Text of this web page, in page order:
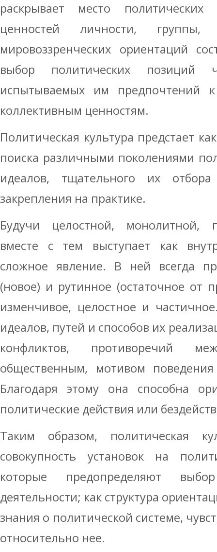
раскрывает место
ценностей личности, группы,
мировоззренческих ориентаций
выбор политических позиций
испытываемых им предпочтений
коллективным ценностям.
Политическая культура предстает
поиска различными поколениями
идеалов, тщательного их
закрепления на практике.
Будучи целостной, монолитной,
вместе с тем выступает как
сложное явление. В ней всегда
(новое) и рутинное (остаточное от
изменчивое, целостное и
идеалов, путей и способов их
конфликтов, противоречий
общественным, мотивом
Благодаря этому она способна
политические действия или
Таким образом, политическая
совокупность установок на
которые предопределяют
деятельности; как структура
знания о политической системе,
относительно нее.